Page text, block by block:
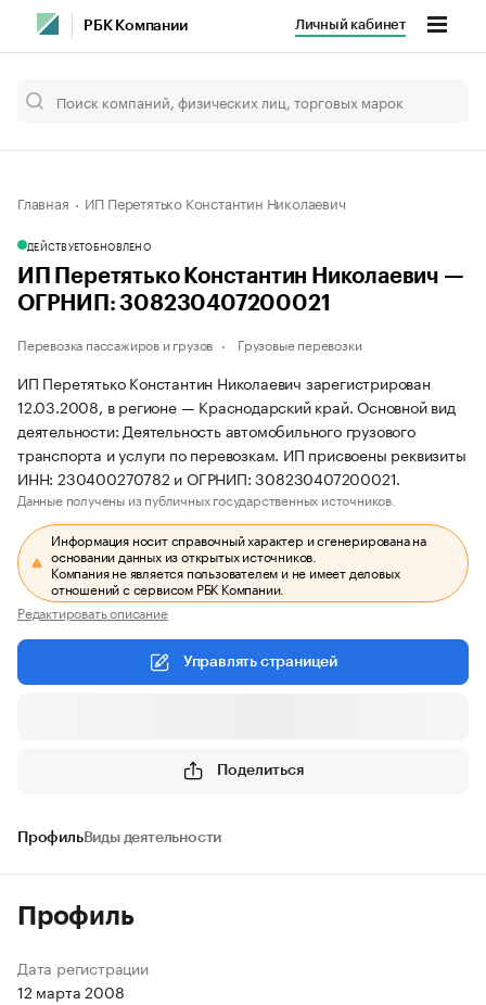
РБК Компании Личный кабинет
Главная ИП Перетятько Константин Николаевич
ДЕЙСТВУЕТОБНОВЛЕНО
ИП Перетятько Константин Николаевич —
ОГРНИП: 308230407200021
Перевозка пассажиров и грузов Грузовые перевозки
ИП Перетятько Константин Николаевич зарегистрирован
12.03.2008, в регионе — Краснодарский край. Основной вид
деятельности: Деятельность автомобильного грузового
транспорта и услуги по перевозкам. ИП присвоены реквизиты
ИНН: 230400270782 и ОГРНИП: 308230407200021.
Данные получены из публичных государственных источников.
Информация носит справочный характер и сгенерирована на
основании данных из открытых источников.
Компания не является пользователем и не имеет деловых
отношений с сервисом РБК Компании.
Редактировать описание
Управлять страницей
Поделиться
ПрофильВиды деятельности
Профиль
Дата регистрации
12 марта 2008